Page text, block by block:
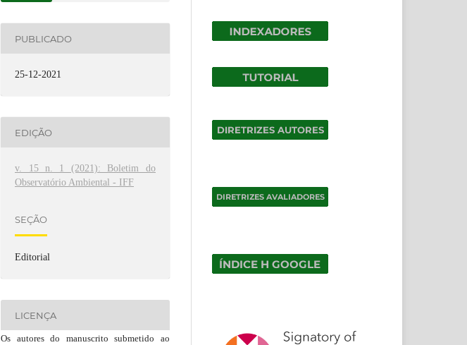
PUBLICADO
25-12-2021
EDIÇÃO
v. 15 n. 1 (2021): Boletim do
Observatório Ambiental - IFF
SEÇÃO
Editorial
LICENÇA
Os autores do manuscrito submetido ao